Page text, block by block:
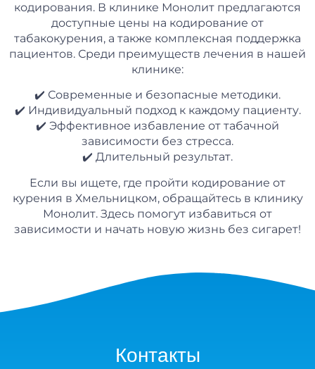
кодирования. В клинике Монолит предлагаются
доступные цены на кодирование от
табакокурения, а также комплексная поддержка
пациентов. Среди преимуществ лечения в нашей
клинике:
✔️ Современные и безопасные методики.
✔️ Индивидуальный подход к каждому пациенту.
✔️ Эффективное избавление от табачной
зависимости без стресса.
✔️ Длительный результат.
Если вы ищете, где пройти кодирование от
курения в Хмельницком, обращайтесь в клинику
Монолит. Здесь помогут избавиться от
зависимости и начать новую жизнь без сигарет!
Контакты